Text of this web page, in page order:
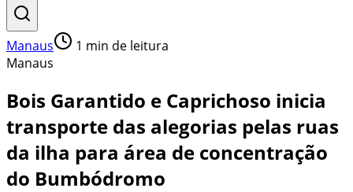
Manaus 1 min de leitura
Manaus
Bois Garantido e Caprichoso inicia
transporte das alegorias pelas ruas
da ilha para área de concentração
do Bumbódromo